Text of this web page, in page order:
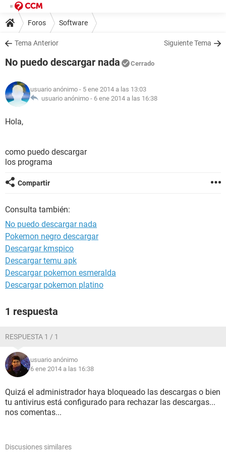
Foros Software
Tema Anterior Siguiente Tema
No puedo descargar nada Cerrado
usuario anónimo - 5 ene 2014 a las 13:03
usuario anónimo - 6 ene 2014 a las 16:38
Hola,
como puedo descargar
los programa
Compartir
Consulta también:
No puedo descargar nada
Pokemon negro descargar
Descargar kmspico
Descargar temu apk
Descargar pokemon esmeralda
Descargar pokemon platino
1 respuesta
RESPUESTA 1 / 1
usuario anónimo
6 ene 2014 a las 16:38
Quizá el administrador haya bloqueado las descargas o bien
tu antivirus está configurado para rechazar las descargas...
nos comentas...
Discusiones similares